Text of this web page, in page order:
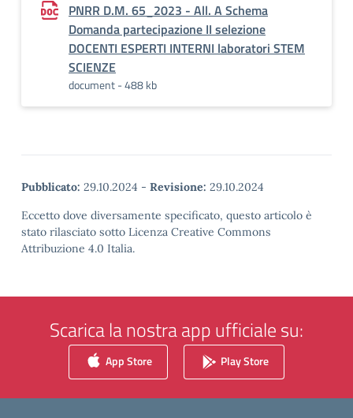
PNRR D.M. 65_2023 - All. A Schema
Domanda partecipazione II selezione
DOCENTI ESPERTI INTERNI laboratori STEM
SCIENZE
document - 488 kb
Pubblicato: 29.10.2024 - Revisione: 29.10.2024
Eccetto dove diversamente specificato, questo articolo è
stato rilasciato sotto Licenza Creative Commons
Attribuzione 4.0 Italia.
Scarica la nostra app ufficiale su:
App Store Play Store